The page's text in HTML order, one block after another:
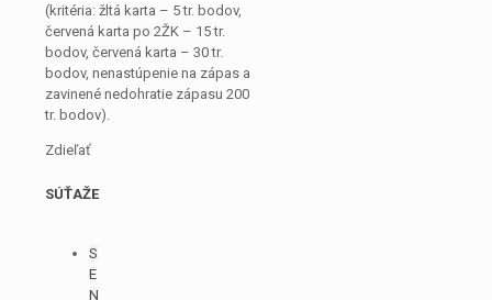
(kritéria: žltá karta – 5 tr. bodov,
červená karta po 2ŽK – 15 tr.
bodov, červená karta – 30 tr.
bodov, nenastúpenie na zápas a
zavinené nedohratie zápasu 200
tr. bodov).
Zdieľať
SÚŤAŽE
S
E
N